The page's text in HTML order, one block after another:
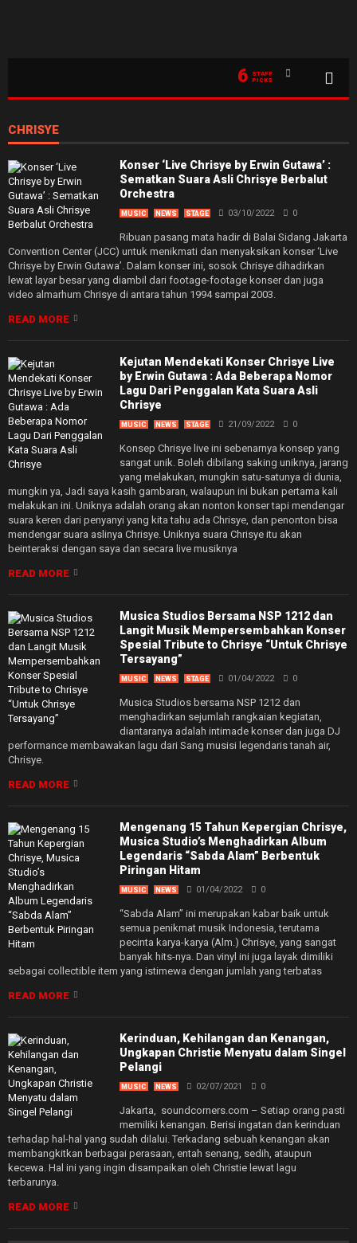
6
STAFF
PICKS
CHRISYE
Konser ‘Live Chrisye by Erwin Gutawa’ :
Sematkan Suara Asli Chrisye Berbalut
Orchestra
MUSIC NEWS STAGE 03/10/2022 0
Ribuan pasang mata hadir di Balai Sidang Jakarta
Convention Center (JCC) untuk menikmati dan menyaksikan konser ‘Live
Chrisye by Erwin Gutawa’. Dalam konser ini, sosok Chrisye dihadirkan
lewat layar besar yang diambil dari footage-footage konser dan juga
video almarhum Chrisye di antara tahun 1994 sampai 2003.
READ MORE
Kejutan Mendekati Konser Chrisye Live
by Erwin Gutawa : Ada Beberapa Nomor
Lagu Dari Penggalan Kata Suara Asli
Chrisye
MUSIC NEWS STAGE 21/09/2022 0
Konsep Chrisye live ini sebenarnya konsep yang
sangat unik. Boleh dibilang saking uniknya, jarang
yang melakukan, mungkin satu-satunya di dunia,
mungkin ya, Jadi saya kasih gambaran, walaupun ini bukan pertama kali
melakukan ini. Uniknya adalah orang akan nonton konser tapi mendengar
suara keren dari penyanyi yang kita tahu ada Chrisye, dan penonton bisa
mendengar suara aslinya Chrisye. Uniknya suara Chrisye itu akan
beinteraksi dengan saya dan secara live musiknya
READ MORE
Musica Studios Bersama NSP 1212 dan
Langit Musik Mempersembahkan Konser
Spesial Tribute to Chrisye “Untuk Chrisye
Tersayang”
MUSIC NEWS STAGE 01/04/2022 0
Musica Studios bersama NSP 1212 dan
menghadirkan sejumlah rangkaian kegiatan,
diantaranya adalah intimade konser dan juga DJ
performance membawakan lagu dari Sang musisi legendaris tanah air,
Chrisye.
READ MORE
Mengenang 15 Tahun Kepergian Chrisye,
Musica Studio’s Menghadirkan Album
Legendaris “Sabda Alam” Berbentuk
Piringan Hitam
MUSIC NEWS 01/04/2022 0
“Sabda Alam” ini merupakan kabar baik untuk
semua penikmat musik Indonesia, terutama
pecinta karya-karya (Alm.) Chrisye, yang sangat
banyak hits-nya. Dan vinyl ini juga layak dimiliki
sebagai collectible item yang istimewa dengan jumlah yang terbatas
READ MORE
Kerinduan, Kehilangan dan Kenangan,
Ungkapan Christie Menyatu dalam Singel
Pelangi
MUSIC NEWS 02/07/2021 0
Jakarta, soundcorners.com – Setiap orang pasti
memiliki kenangan. Berisi ingatan dan kerinduan
terhadap hal-hal yang sudah dilalui. Terkadang sebuah kenangan akan
membangkitkan berbagai perasaan, entah senang, sedih, ataupun
kecewa. Hal ini yang ingin disampaikan oleh Christie lewat lagu
terbarunya.
READ MORE